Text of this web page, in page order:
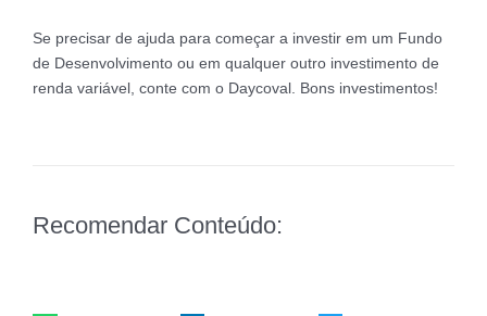
Se precisar de ajuda para começar a investir em um Fundo
de Desenvolvimento ou em qualquer outro investimento de
renda variável, conte com o Daycoval. Bons investimentos!
Recomendar Conteúdo: